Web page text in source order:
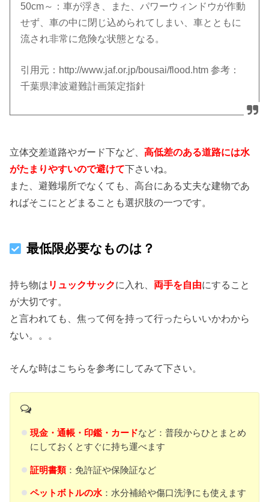
50cm～：車が浮き、また、パワーウィンドウが作動
せず、車の中に閉じ込められてしまい、車とともに
流され非常に危険な状態となる。
引用元：http://www.jaf.or.jp/bousai/flood.htm 参考：
千葉県津波避難計画策定指針
立体交差道路やガード下など、高低差のある道路には水
がたまりやすいので避けて下さいね。
また、避難場所でなくても、高台にある丈夫な建物であ
ればそこにとどまることも選択肢の一つです。
最低限必要なものは？
持ち物は リュックサックに入れ、 両手を自由にすること
が大切です。
と言われても、焦って何を持って行ったらいいかわから
ない。。。
そんな時はこちらを参考にしてみて下さい。
現金・通帳・印鑑・カードなど：普段からひとまとめ
にしておくとすぐに持ち運べます
証明書類：免許証や保険証など
ペットボトルの水：水分補給や傷口洗浄にも使えます